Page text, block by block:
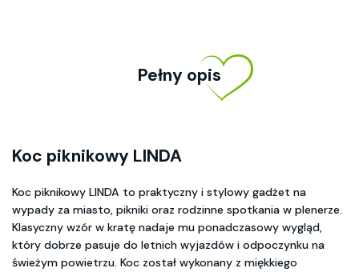
Pełny opis
Koc piknikowy LINDA
Koc piknikowy LINDA to praktyczny i stylowy gadżet na
wypady za miasto, pikniki oraz rodzinne spotkania w plenerze.
Klasyczny wzór w kratę nadaje mu ponadczasowy wygląd,
który dobrze pasuje do letnich wyjazdów i odpoczynku na
świeżym powietrzu. Koc został wykonany z miękkiego